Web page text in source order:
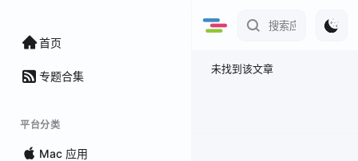
首页
专题合集
平台分类
Mac 应用
未找到该文章